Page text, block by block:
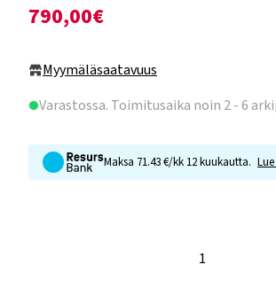
790,00€
Myymäläsaatavuus
Varastossa. Toimitusaika noin 2 - 6
Maksa 71.43 €/kk 12 kuukautta.